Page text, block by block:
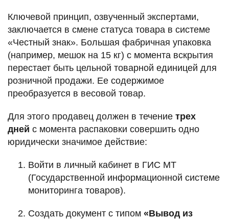
Ключевой принцип, озвученный экспертами,
заключается в смене статуса товара в системе
«Честный знак». Большая фабричная упаковка
(например, мешок на 15 кг) с момента вскрытия
перестает быть цельной товарной единицей для
розничной продажи. Ее содержимое
преобразуется в весовой товар.
Для этого продавец должен в течение трех
дней с момента распаковки совершить одно
юридически значимое действие:
Войти в личный кабинет в ГИС МТ
(Государственной информационной системе
мониторинга товаров).
Создать документ с типом «Вывод из